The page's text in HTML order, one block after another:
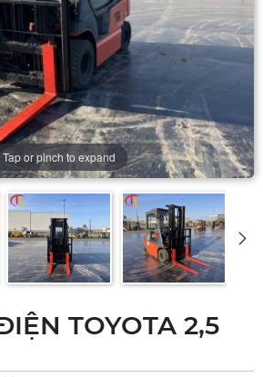
Tap or pinch to expand
TOYOTA 2,5